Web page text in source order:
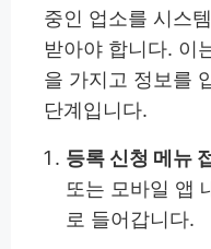
중인 업소를 시스
받아야 합니다. 이
을 가지고 정보를
단계입니다.
등록 신청 메뉴
또는 모바일 앱
로 들어갑니다.